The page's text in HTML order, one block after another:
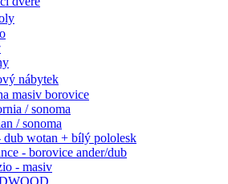
nábytek
masiv borovice
/ sonoma
/ sonoma
dub wotan + bílý pololesk
- borovice ander/dub
- masiv